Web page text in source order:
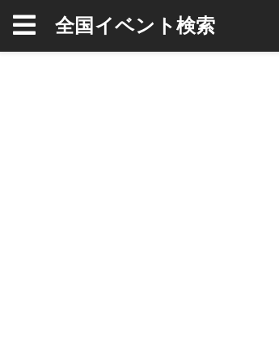
全国イベント検索